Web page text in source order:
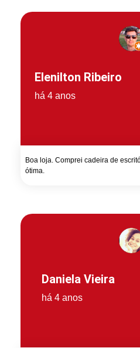
Elenilton Ribeiro
há 4 anos
Boa loja. Comprei cadeira de
ótima.
Daniela Vieira
há 4 anos